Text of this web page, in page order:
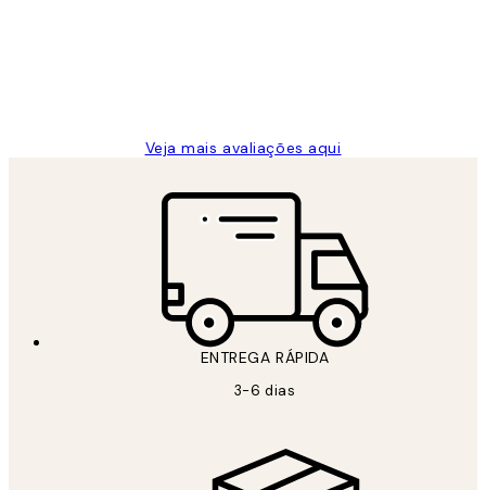
Veja mais avaliações aqui
ENTREGA RÁPIDA
3-6 dias